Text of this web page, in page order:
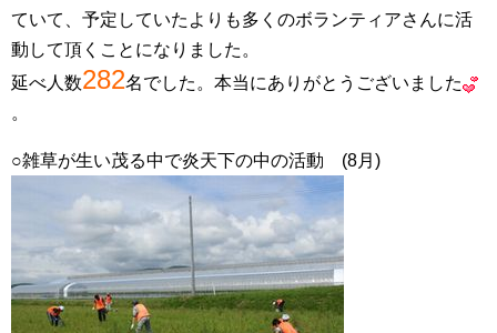
ていて、予定していたよりも多くのボランティアさんに活
動して頂くことになりました。
延べ人数282名でした。本当にありがとうございました
。
○雑草が生い茂る中で炎天下の中の活動 (8月)